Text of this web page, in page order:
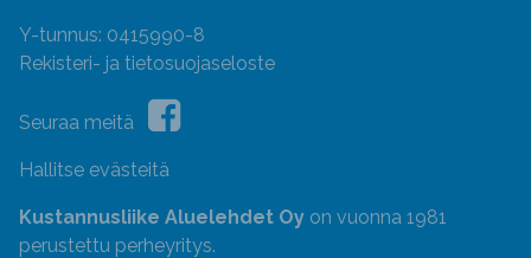
Y-tunnus: 0415990-8
Rekisteri- ja tietosuojaseloste
Seuraa meitä
Hallitse evästeitä
Kustannusliike Aluelehdet Oy on vuonna 1981
perustettu perheyritys.